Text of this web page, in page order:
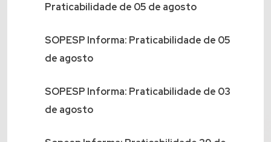
Praticabilidade de 05 de agosto
SOPESP Informa: Praticabilidade de 05
de agosto
SOPESP Informa: Praticabilidade de 03
de agosto